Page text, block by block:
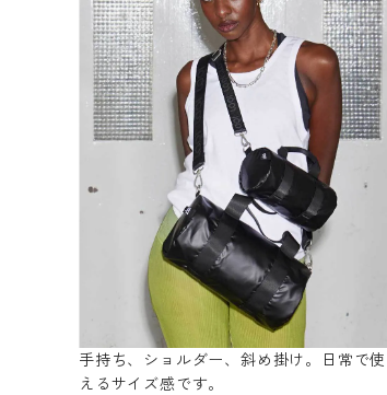
手持ち、ショルダー、斜め掛け。日常で使
えるサイズ感です。